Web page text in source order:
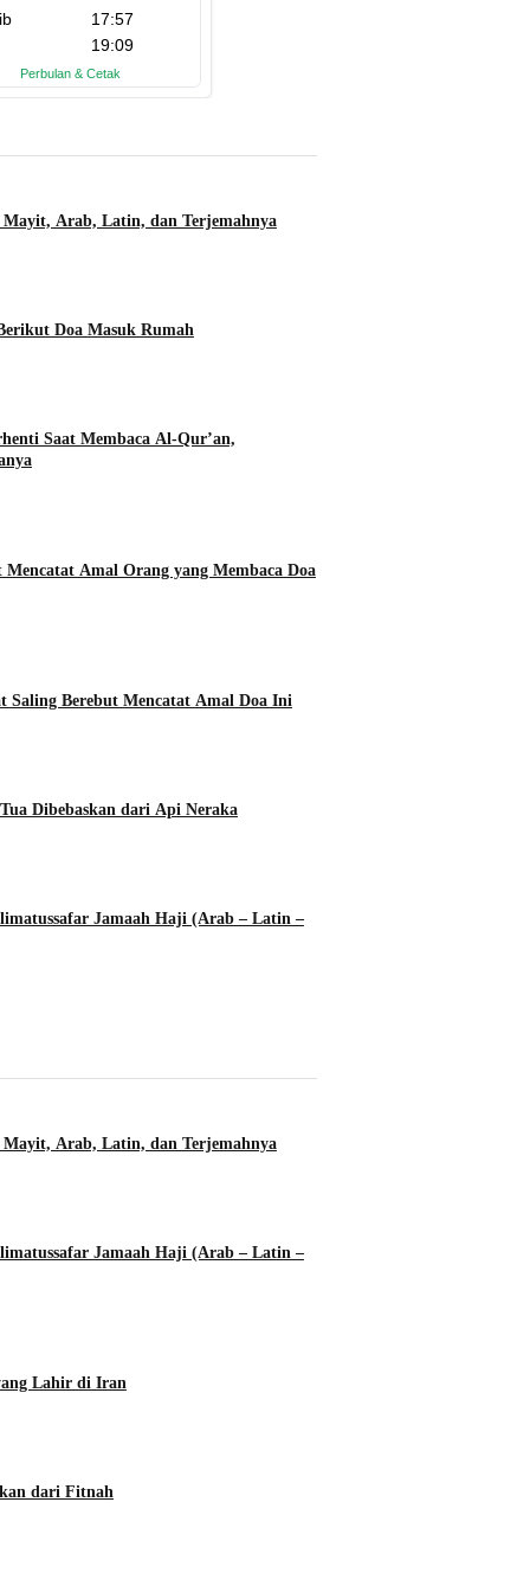
Mayit, Arab, Latin, dan Terjemahnya
Doa Masuk Rumah
Saat Membaca Al-Qur’an,
Amal Orang yang Membaca Doa
Saling Berebut Mencatat Amal Doa Ini
Dibebaskan dari Api Neraka
Jamaah Haji (Arab – Latin –
Mayit, Arab, Latin, dan Terjemahnya
Jamaah Haji (Arab – Latin –
Lahir di Iran
dari Fitnah